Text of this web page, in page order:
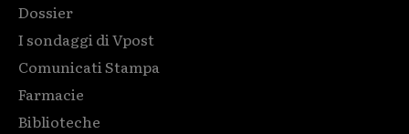
Dossier
I sondaggi di Vpost
Comunicati Stampa
Farmacie
Biblioteche